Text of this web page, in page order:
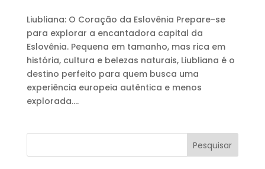
Liubliana: O Coração da Eslovênia Prepare-se
para explorar a encantadora capital da
Eslovênia. Pequena em tamanho, mas rica em
história, cultura e belezas naturais, Liubliana é o
destino perfeito para quem busca uma
experiência europeia autêntica e menos
explorada....
Pesquisar